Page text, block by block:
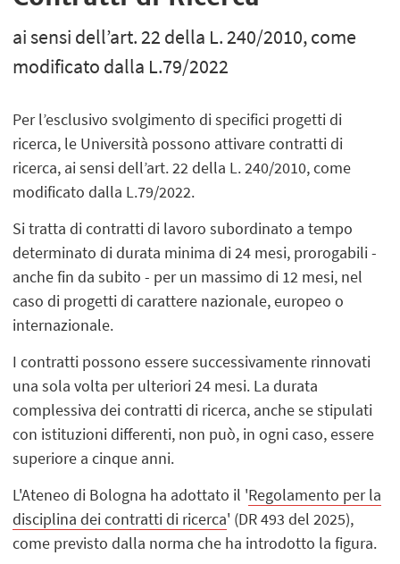
ai sensi dell’art. 22 della L. 240/2010, come
modificato dalla L.79/2022
Per l’esclusivo svolgimento di specifici progetti di
ricerca, le Università possono attivare contratti di
ricerca, ai sensi dell’art. 22 della L. 240/2010, come
modificato dalla L.79/2022.
Si tratta di contratti di lavoro subordinato a tempo
determinato di durata minima di 24 mesi, prorogabili -
anche fin da subito - per un massimo di 12 mesi, nel
caso di progetti di carattere nazionale, europeo o
internazionale.
I contratti possono essere successivamente rinnovati
una sola volta per ulteriori 24 mesi. La durata
complessiva dei contratti di ricerca, anche se stipulati
con istituzioni differenti, non può, in ogni caso, essere
superiore a cinque anni.
L'Ateneo di Bologna ha adottato il 'Regolamento per la
disciplina dei contratti di ricerca​' (DR 493 del 2025),
come previsto dalla norma che ha introdotto la figura.